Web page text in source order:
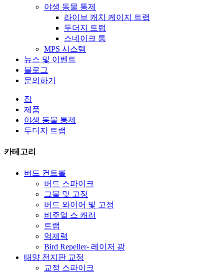
야생 동물 통제
라이브 캐치 케이지 트랩
두더지 트랩
스네이크 통
MPS 시스템
뉴스 및 이벤트
블로그
문의하기
집
제품
야생 동물 통제
두더지 트랩
카테고리
버드 컨트롤
버드 스파이크
그물 및 고정
버드 와이어 및 고정
비주얼 스 캐러
트랩
억제력
Bird Repeller- 레이저 광
태양 전지판 교정
교정 스파이크